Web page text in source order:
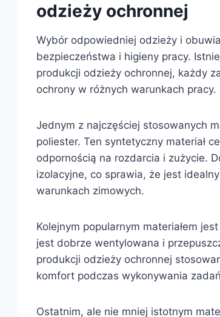
odzieży ochronnej
Wybór odpowiedniej odzieży i
bezpieczeństwa i higieny pracy.
produkcji odzieży ochronnej, każdy
ochrony w różnych warunkach pracy.
Jednym z najczęściej stosowanych
poliester. Ten syntetyczny materiał
odpornością na rozdarcia i zużycie.
izolacyjne, co sprawia, że jest
warunkach zimowych.
Kolejnym popularnym materiałem
jest dobrze wentylowana i
produkcji odzieży ochronnej
komfort podczas wykonywania
Ostatnim, ale nie mniej istotnym